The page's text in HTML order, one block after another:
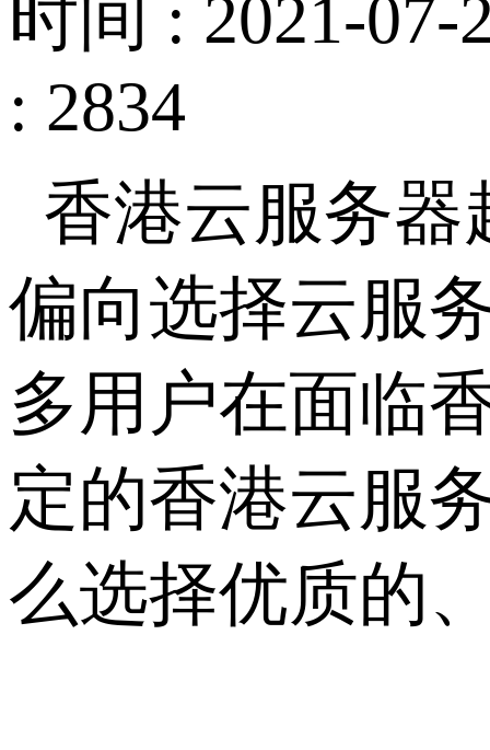
时间 : 2021-07-
: 2834
香港云服务器
偏向选择云服
多用户在面临
定的香港云服
么选择优质的